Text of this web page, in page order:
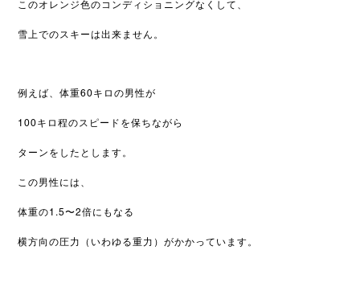
このオレンジ色のコンディショニングなくして、
雪上でのスキーは出来ません。
例えば、体重60キロの男性が
100キロ程のスピードを保ちながら
ターンをしたとします。
この男性には、
体重の1 .5〜2倍にもなる
横方向の圧力（ いわゆる重力）がかかっています。